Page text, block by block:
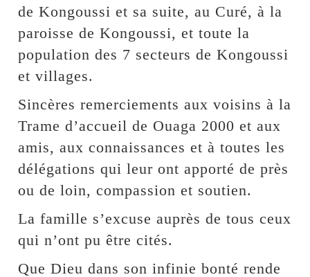
de Kongoussi et sa suite, au Curé, à la
paroisse de Kongoussi, et toute la
population des 7 secteurs de Kongoussi
et villages.
Sincères remerciements aux voisins à la
Trame d’accueil de Ouaga 2000 et aux
amis, aux connaissances et à toutes les
délégations qui leur ont apporté de près
ou de loin, compassion et soutien.
La famille s’excuse auprès de tous ceux
qui n’ont pu être cités.
Que Dieu dans son infinie bonté rende